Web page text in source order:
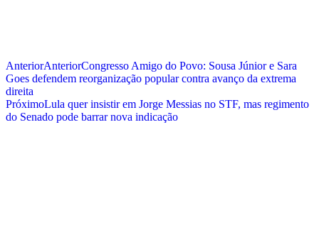
AnteriorAnteriorCongresso Amigo do Povo: Sousa Júnior e Sara
Goes defendem reorganização popular contra avanço da extrema
direita
PróximoLula quer insistir em Jorge Messias no STF, mas regimento
do Senado pode barrar nova indicação